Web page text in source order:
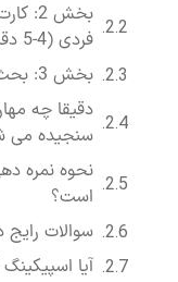
فردی (4-5 دقیقه)
بخش 3: بحث دو طرفه (4-5 دقیقه)
دقیقا چه
سنجیده می
نحوه نمره
است؟
سوالات
آیا